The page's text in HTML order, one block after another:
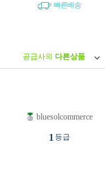
빠른배송
공급사의 다른상품
bluesolcommerce
1 등급